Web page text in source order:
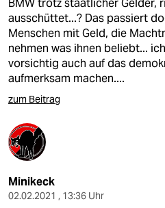
BMW trotz staatlicher Gelder,
ausschüttet...? Das passiert
Menschen mit Geld, die
nehmen was ihnen beliebt...
vorsichtig auch auf das
aufmerksam machen....
zum Beitrag
Minikeck
02.02.2021 , 13:36 Uhr